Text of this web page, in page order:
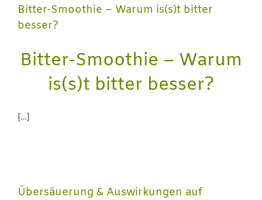
Bitter-Smoothie – Warum is(s)t bitter
besser?
Bitter-Smoothie – Warum
is(s)t bitter besser?
[…]
Übersäuerung & Auswirkungen auf